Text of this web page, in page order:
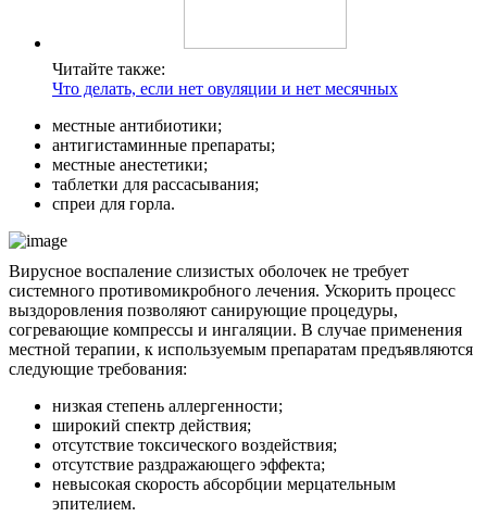
Читайте также:
Что делать, если нет овуляции и нет месячных
местные антибиотики;
антигистаминные препараты;
местные анестетики;
таблетки для рассасывания;
спреи для горла.
Вирусное воспаление слизистых оболочек не требует
системного противомикробного лечения. Ускорить процесс
выздоровления позволяют санирующие процедуры,
согревающие компрессы и ингаляции. В случае применения
местной терапии, к используемым препаратам предъявляются
следующие требования:
низкая степень аллергенности;
широкий спектр действия;
отсутствие токсического воздействия;
отсутствие раздражающего эффекта;
невысокая скорость абсорбции мерцательным
эпителием.